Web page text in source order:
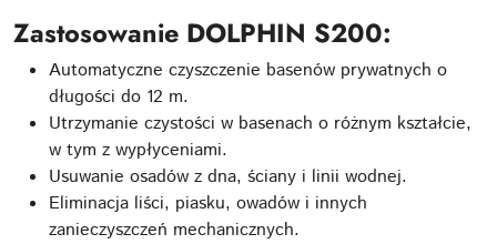
Zastosowanie DOLPHIN S200:
Automatyczne czyszczenie basenów prywatnych o
długości do 12 m.
Utrzymanie czystości w basenach o różnym kształcie,
w tym z wypłyceniami.
Usuwanie osadów z dna, ściany i linii wodnej.
Eliminacja liści, piasku, owadów i innych
zanieczyszczeń mechanicznych.